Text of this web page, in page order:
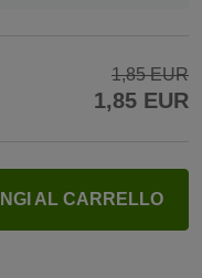
1,85 EUR
1,85 EUR
AL CARRELLO